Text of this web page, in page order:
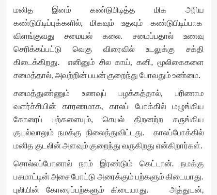
மனித இனம் கண்டுபிடித்த மிக அரிய
கண்டுபிடிப்புக்களில், மிகவும் உதவும் கண்டுபிடிப்பாக
விளங்குவது சமையல் கலை. சமைப்பதால் உணவு
செரிக்கப்பட்டு வெகு விரைவில் உடலுக்கு சக்தி
கிடைக்கிறது. எனினும் சில காய், கனி, மூலிகைகளை
சமைத்தால், அவற்றின் பயன் குறைந்து போவதும் உண்மை.
சமைத்துண்ணும் உணவுப் பழக்கத்தால், பரிணாம
வளர்ச்சியின் காரணமாக, காலப் போக்கில் மழுங்கிய
கோரைப் பற்களையும், செயல் திறனற்ற சுருங்கிய
குடல்வாலும் நமக்கு நிலைத்துவிட்டது. காலப்போக்கில்
மனித குடலின் அளவும் குறைந்து வருகிறது என்கிறார்கள்.
சொல்லப்போனால் நாம் இரண்டும் கெட்டான். நமக்கு
பசுமாட்டின் அசை போட்டு அரைக்கும் பற்களும் கிடையாது.
புலியின் கோரைப்பற்களும் கிடையாது. அத்துடன்,